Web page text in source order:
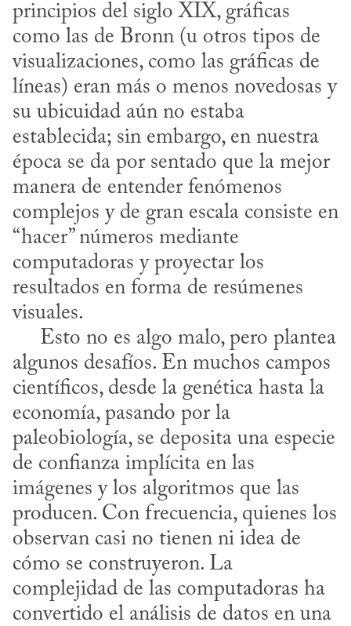
principios del siglo XIX, gráficas
como las de Bronn (u otros tipos de
visualizaciones, como las gráficas de
líneas) eran más o menos novedosas y
su ubicuidad aún no estaba
establecida; sin embargo, en nuestra
época se da por sentado que la mejor
manera de entender fenómenos
complejos y de gran escala consiste en
“hacer” números mediante
computadoras y proyectar los
resultados en forma de resúmenes
visuales.
algunos desafíos. En muchos campos
científicos, desde la genética hasta la
economía, pasando por la
paleobiología, se deposita una especie
de confianza implícita en las
imágenes y los algoritmos que las
producen. Con frecuencia, quienes los
observan casi no tienen ni idea de
cómo se construyeron. La
complejidad de las computadoras ha
convertido el análisis de datos en una